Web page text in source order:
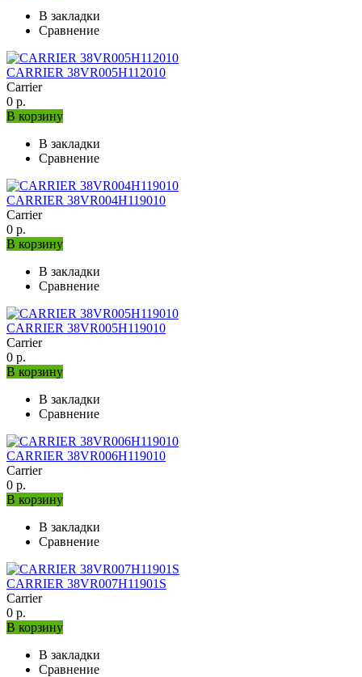
В закладки
Сравнение
CARRIER 38VR005H112010
Carrier
0 р.
В корзину
В закладки
Сравнение
CARRIER 38VR004H119010
Carrier
0 р.
В корзину
В закладки
Сравнение
CARRIER 38VR005H119010
Carrier
0 р.
В корзину
В закладки
Сравнение
CARRIER 38VR006H119010
Carrier
0 р.
В корзину
В закладки
Сравнение
CARRIER 38VR007H11901S
Carrier
0 р.
В корзину
В закладки
Сравнение